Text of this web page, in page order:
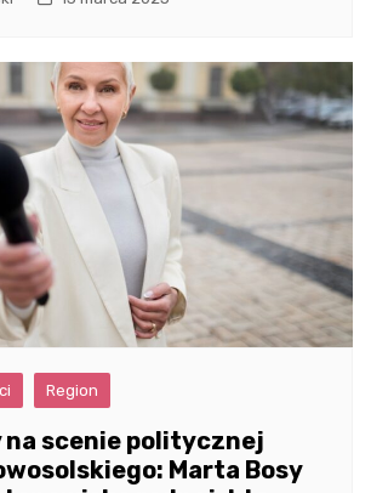
Region
na scenie politycznej
Marta Bosy